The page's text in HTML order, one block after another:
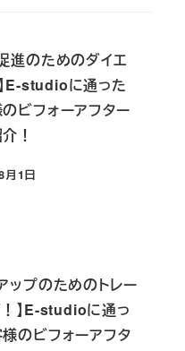
進のためのダイエ
E-studioに通った
ビフォーアフター
！
月1日
ップのためのトレー
】E-studioに通っ
のビフォーアフタ